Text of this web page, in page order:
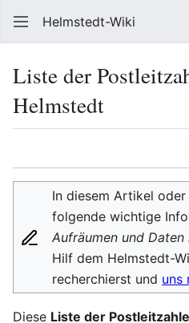
Helmstedt-Wiki
Liste der
Helmstedt
In diesem Artikel
folgende wichtige
Aufräumen und
Hilf dem Helmstedt-
recherchierst und uns
Diese Liste der